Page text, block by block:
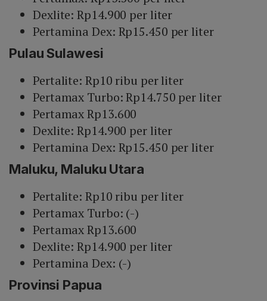
Dexlite: Rp14.900 per liter
Pertamina Dex: Rp15.450 per liter
Pulau Sulawesi
Pertalite: Rp10 ribu per liter
Pertamax Turbo: Rp14.750 per liter
Pertamax Rp13.600
Dexlite: Rp14.900 per liter
Pertamina Dex: Rp15.450 per liter
Maluku, Maluku Utara
Pertalite: Rp10 ribu per liter
Pertamax Turbo: (-)
Pertamax Rp13.600
Dexlite: Rp14.900 per liter
Pertamina Dex: (-)
Provinsi Papua